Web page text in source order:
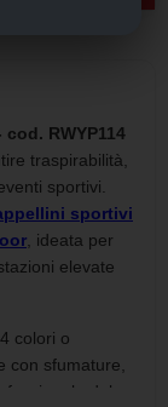
RWYP114
traspirabilità,
sportivi.
sportivi
, ideata per
elevate
colori o
con sfumature,
del